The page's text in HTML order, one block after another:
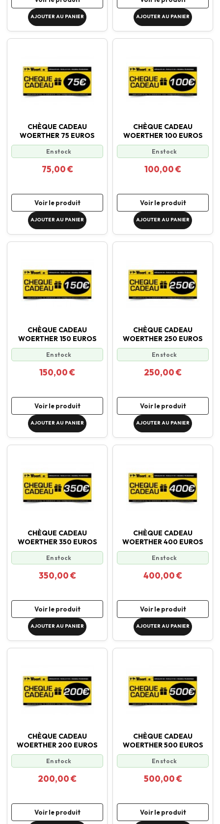
AJOUTER AU PANIER AJOUTER AU PANIER
CHÈQUE CADEAU
WOERTHER 75 EUROS
En stock
75,00 €
Voir le produit
AJOUTER AU PANIER
CHÈQUE CADEAU
WOERTHER 100 EUROS
En stock
100,00 €
Voir le produit
AJOUTER AU PANIER
CHÈQUE CADEAU
WOERTHER 150 EUROS
En stock
150,00 €
Voir le produit
AJOUTER AU PANIER
CHÈQUE CADEAU
WOERTHER 250 EUROS
En stock
250,00 €
Voir le produit
AJOUTER AU PANIER
CHÈQUE CADEAU
WOERTHER 350 EUROS
En stock
350,00 €
Voir le produit
AJOUTER AU PANIER
CHÈQUE CADEAU
WOERTHER 400 EUROS
En stock
400,00 €
Voir le produit
AJOUTER AU PANIER
CHÈQUE CADEAU
WOERTHER 200 EUROS
En stock
200,00 €
Voir le produit
CHÈQUE CADEAU
WOERTHER 500 EUROS
En stock
500,00 €
Voir le produit